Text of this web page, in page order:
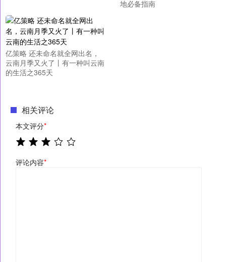
地必备指南
亿策略 还未命名就全网出名，
云南月季又火了丨有一种叫云南
的生活之365天
相关评论
本文评分*
评论内容*